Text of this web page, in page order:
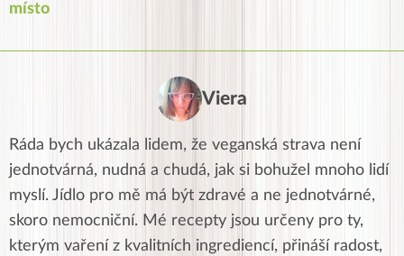
místo
Viera
Ráda bych ukázala lidem, že veganská strava není
jednotvárná, nudná a chudá, jak si bohužel mnoho lidí
myslí. Jídlo pro mě má být zdravé a ne jednotvárné,
skoro nemocniční. Mé recepty jsou určeny pro ty,
kterým vaření z kvalitních ingrediencí, přináší radost,